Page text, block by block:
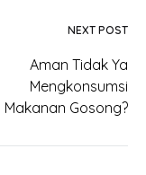
NEXT POST
Aman Tidak Ya
Mengkonsumsi
Makanan Gosong?